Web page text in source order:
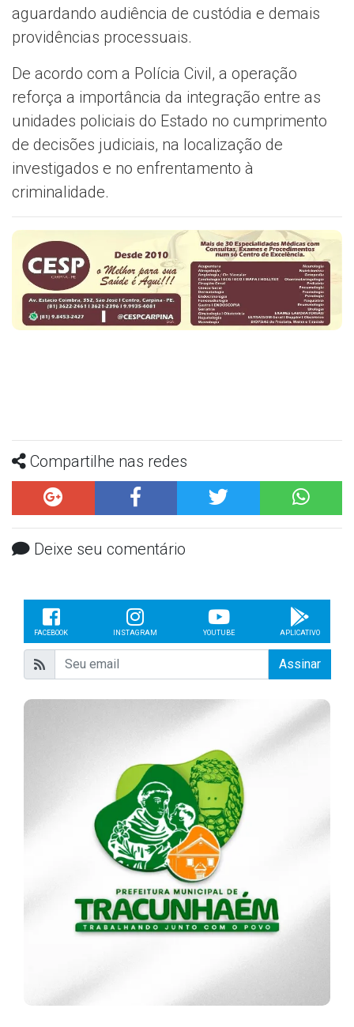
aguardando audiência de custódia e demais
providências processuais.
De acordo com a Polícia Civil, a operação
reforça a importância da integração entre as
unidades policiais do Estado no cumprimento
de decisões judiciais, na localização de
investigados e no enfrentamento à
criminalidade.
Compartilhe nas redes
Deixe seu comentário
FACEBOOK INSTAGRAM YOUTUBE APLICATIVO
Assinar